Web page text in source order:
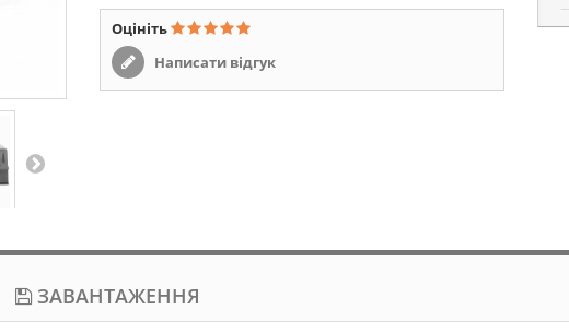
Оцініть
Написати відгук
ЗАВАНТАЖЕННЯ